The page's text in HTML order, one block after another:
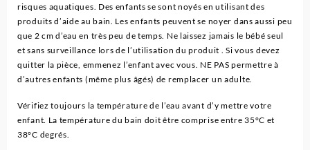
risques aquatiques. Des enfants se sont noyés en utilisant des
produits d’aide au bain. Les enfants peuvent se noyer dans aussi peu
que 2 cm d’eau en très peu de temps. Ne laissez jamais le bébé seul
et sans surveillance lors de l’utilisation du produit . Si vous devez
quitter la pièce, emmenez l’enfant avec vous. NE PAS permettre à
d’autres enfants (même plus âgés) de remplacer un adulte.
Vérifiez toujours la température de l’eau avant d’y mettre votre
enfant. La température du bain doit être comprise entre 35°C et
38°C degrés.